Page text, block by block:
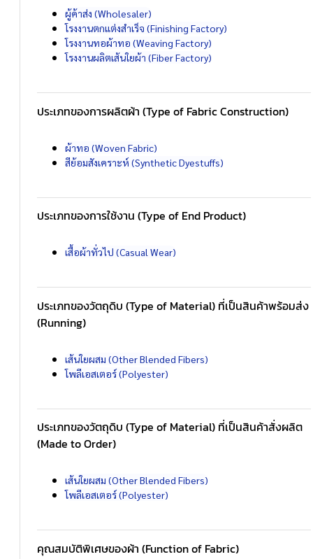
ผู้ค้าส่ง (Wholesaler)
โรงงานตกแต่งสำเร็จ (Finishing Factory)
โรงงานทอผ้าทอ (Weaving Factory)
โรงงานผลิตเส้นใยผ้า (Fiber Factory)
ประเภทของการผลิตผ้า (Type of Fabric Construction)
ผ้าทอ (Woven Fabric)
สีย้อมสังเคราะห์ (Synthetic Dyestuffs)
ประเภทของการใช้งาน (Type of End Product)
เสื้อผ้าทั่วไป (Casual Wear)
ประเภทของวัตถุดิบ (Type of Material) ที่เป็นสินค้าพร้อมส่ง
(Running)
เส้นใยผสม (Other Blended Fibers)
โพลีเอสเตอร์ (Polyester)
ประเภทของวัตถุดิบ (Type of Material) ที่เป็นสินค้าสั่งผลิต
(Made to Order)
เส้นใยผสม (Other Blended Fibers)
โพลีเอสเตอร์ (Polyester)
คุณสมบัติพิเศษของผ้า (Function of Fabric)